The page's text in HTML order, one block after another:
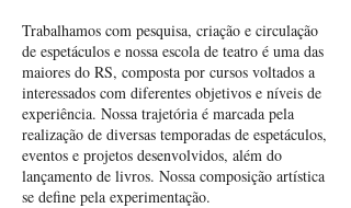
Trabalhamos com pesquisa, criação e circulação
de espetáculos e nossa escola de teatro é uma das
maiores do RS, composta por cursos voltados a
interessados com diferentes objetivos e níveis de
experiência. Nossa trajetória é marcada pela
realização de diversas temporadas de espetáculos,
eventos e projetos desenvolvidos, além do
lançamento de livros. Nossa composição artística
se define pela experimentação.